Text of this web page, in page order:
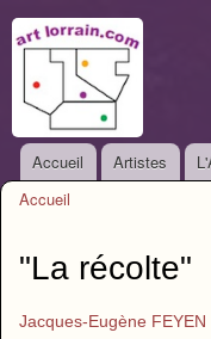
Menu principal
Accueil Artistes
Accueil
"La récolte"
Jacques-Eugène FEYEN